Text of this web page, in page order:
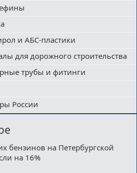
и АБС-пластики
для дорожного строительства
трубы и фитинги
России
бензинов на Петербургской
на 16%